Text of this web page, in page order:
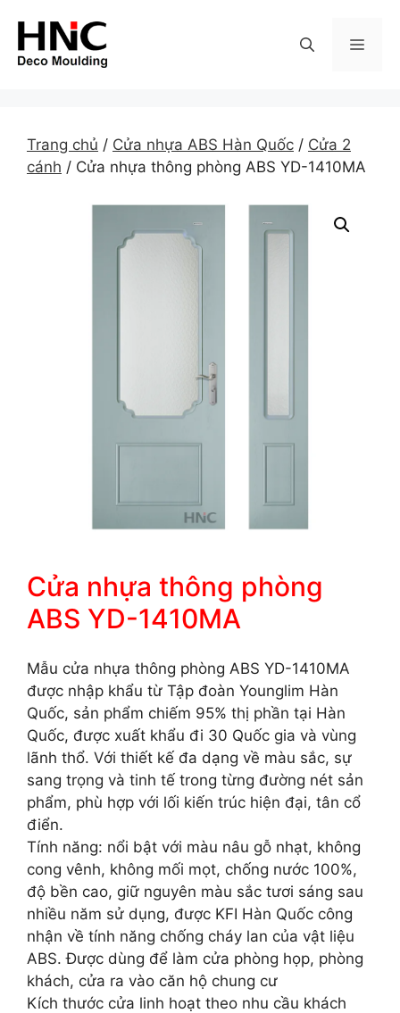
content
Trang chủ / Cửa nhựa ABS Hàn Quốc / Cửa 2
cánh / Cửa nhựa thông phòng ABS YD-1410MA
Cửa nhựa thông phòng
ABS YD-1410MA
Mẫu cửa nhựa thông phòng ABS YD-1410MA
được nhập khẩu từ Tập đoàn Younglim Hàn
Quốc, sản phẩm chiếm 95% thị phần tại Hàn
Quốc, được xuất khẩu đi 30 Quốc gia và vùng
lãnh thổ. Với thiết kế đa dạng về màu sắc, sự
sang trọng và tinh tế trong từng đường nét sản
phẩm, phù hợp với lối kiến trúc hiện đại, tân cổ
điển.
Tính năng: nổi bật với màu nâu gỗ nhạt, không
cong vênh, không mối mọt, chống nước 100%,
độ bền cao, giữ nguyên màu sắc tươi sáng sau
nhiều năm sử dụng, được KFI Hàn Quốc công
nhận về tính năng chống cháy lan của vật liệu
ABS. Được dùng để làm cửa phòng họp, phòng
khách, cửa ra vào căn hộ chung cư
Kích thước cửa linh hoạt theo nhu cầu khách